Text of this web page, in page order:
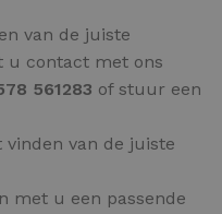
van de juiste
u contact met ons
561283 of stuur een
van de juiste
met u een passende